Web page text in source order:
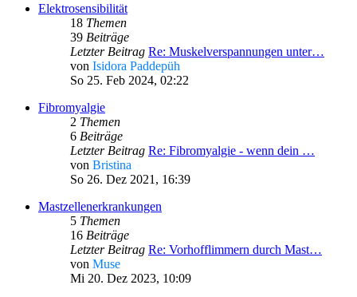
Elektrosensibilität
18 Themen
39 Beiträge
Letzter Beitrag Re: Muskelverspannungen unter…
von Isidora Paddepüh
So 25. Feb 2024, 02:22
Fibromyalgie
2 Themen
6 Beiträge
Letzter Beitrag Re: Fibromyalgie - wenn dein …
von Bristina
So 26. Dez 2021, 16:39
Mastzellenerkrankungen
5 Themen
16 Beiträge
Letzter Beitrag Re: Vorhofflimmern durch Mast…
von Muse
Mi 20. Dez 2023, 10:09